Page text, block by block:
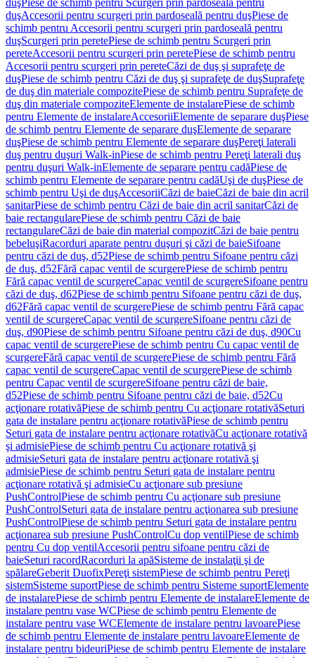
duşPiese de schimb pentru Scurgeri prin pardoseală pentru
duşAccesorii pentru scurgeri prin pardoseală pentru duşPiese de
schimb pentru Accesorii pentru scurgeri prin pardoseală pentru
duşScurgeri prin peretePiese de schimb pentru Scurgeri prin
pereteAccesorii pentru scurgeri prin peretePiese de schimb pentru
Accesorii pentru scurgeri prin pereteCăzi de duş şi suprafeţe de
duşPiese de schimb pentru Căzi de duş şi suprafeţe de duşSuprafeţe
de duş din materiale compozitePiese de schimb pentru Suprafeţe de
duş din materiale compoziteElemente de instalarePiese de schimb
pentru Elemente de instalareAccesoriiElemente de separare duşPiese
de schimb pentru Elemente de separare duşElemente de separare
duşPiese de schimb pentru Elemente de separare duşPereţi laterali
duş pentru duşuri Walk-inPiese de schimb pentru Pereţi laterali duş
pentru duşuri Walk-inElemente de separare pentru cadăPiese de
schimb pentru Elemente de separare pentru cadăUşi de duşPiese de
schimb pentru Uşi de duşAccesoriiCăzi de baieCăzi de baie din acril
sanitarPiese de schimb pentru Căzi de baie din acril sanitarCăzi de
baie rectangularePiese de schimb pentru Căzi de baie
rectangulareCăzi de baie din material compozitCăzi de baie pentru
bebeluşiRacorduri aparate pentru duşuri şi căzi de baieSifoane
pentru căzi de duş, d52Piese de schimb pentru Sifoane pentru căzi
de duş, d52Fără capac ventil de scurgerePiese de schimb pentru
Fără capac ventil de scurgereCapac ventil de scurgereSifoane pentru
căzi de duş, d62Piese de schimb pentru Sifoane pentru căzi de duş,
d62Fără capac ventil de scurgerePiese de schimb pentru Fără capac
ventil de scurgereCapac ventil de scurgereSifoane pentru căzi de
duş, d90Piese de schimb pentru Sifoane pentru căzi de duş, d90Cu
capac ventil de scurgerePiese de schimb pentru Cu capac ventil de
scurgereFără capac ventil de scurgerePiese de schimb pentru Fără
capac ventil de scurgereCapac ventil de scurgerePiese de schimb
pentru Capac ventil de scurgereSifoane pentru căzi de baie,
d52Piese de schimb pentru Sifoane pentru căzi de baie, d52Cu
acţionare rotativăPiese de schimb pentru Cu acţionare rotativăSeturi
gata de instalare pentru acţionare rotativăPiese de schimb pentru
Seturi gata de instalare pentru acţionare rotativăCu acţionare rotativă
şi admisiePiese de schimb pentru Cu acţionare rotativă şi
admisieSeturi gata de instalare pentru acţionare rotativă şi
admisiePiese de schimb pentru Seturi gata de instalare pentru
acţionare rotativă şi admisieCu acţionare sub presiune
PushControlPiese de schimb pentru Cu acţionare sub presiune
PushControlSeturi gata de instalare pentru acţionarea sub presiune
PushControlPiese de schimb pentru Seturi gata de instalare pentru
acţionarea sub presiune PushControlCu dop ventilPiese de schimb
pentru Cu dop ventilAccesorii pentru sifoane pentru căzi de
baieSeturi racordRacorduri la apăSisteme de instalaţii şi de
spălareGeberit DuofixPereţi sistemPiese de schimb pentru Pereţi
sistemSisteme suportPiese de schimb pentru Sisteme suportElemente
de instalarePiese de schimb pentru Elemente de instalareElemente de
instalare pentru vase WCPiese de schimb pentru Elemente de
instalare pentru vase WCElemente de instalare pentru lavoarePiese
de schimb pentru Elemente de instalare pentru lavoareElemente de
instalare pentru bideuriPiese de schimb pentru Elemente de instalare